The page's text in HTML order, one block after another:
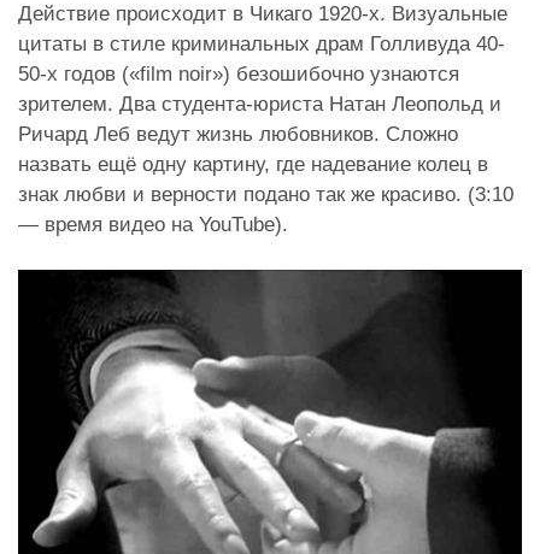
Действие происходит в Чикаго 1920-х. Визуальные
цитаты в стиле криминальных драм Голливуда 40-
50-х годов («film noir») безошибочно узнаются
зрителем. Два студента-юриста Натан Леопольд и
Ричард Леб ведут жизнь любовников. Сложно
назвать ещё одну картину, где надевание колец в
знак любви и верности подано так же красиво. (3:10
— время видео на YouTube).